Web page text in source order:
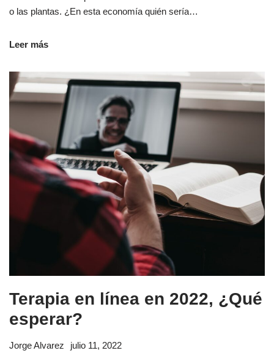
o las plantas. ¿En esta economía quién sería…
Leer más
Terapia en línea en 2022, ¿Qué
esperar?
Jorge Alvarez
julio 11, 2022